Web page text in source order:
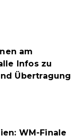
am
Infos zu
Übertragung
WM-Finale